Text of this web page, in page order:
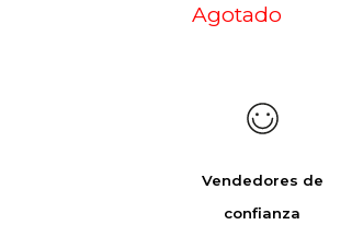
Agotado
Vendedores de
confianza